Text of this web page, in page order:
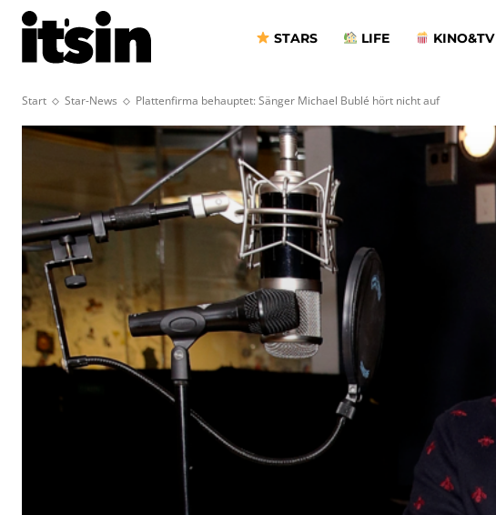
STARS LIFE KINO&TV
Start Star-News Plattenfirma behauptet: Sänger Michael Bublé hört nicht auf